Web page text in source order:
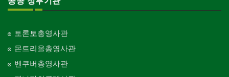
토론토총영사관
몬트리올총영사관
벤쿠버총영사관